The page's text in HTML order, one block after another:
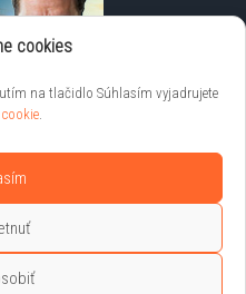
cookies
na tlačidlo Súhlasím vyjadrujete
.